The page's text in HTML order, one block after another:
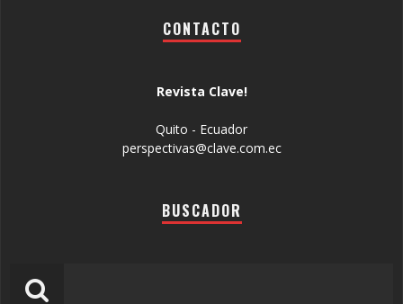
CONTACTO
Revista Clave!
Quito - Ecuador
perspectivas@clave.com.ec
BUSCADOR